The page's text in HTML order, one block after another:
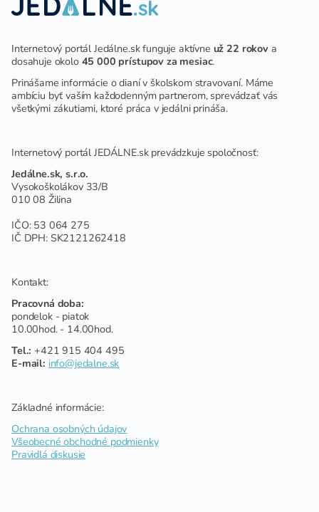
Internetový portál Jedálne.sk funguje aktívne už 22 rokova
dosahuje okolo 45 000 prístupov za mesiac.
Prinášame informácie o dianí v školskom stravovaní. Máme
ambíciu byť vaším každodenným partnerom, sprevádzať vás
všetkými zákutiami, ktoré práca v jedálni prináša.
Internetový portál JEDÁLNE.sk prevádzkuje spoločnosť:
Jedálne.sk, s.r.o.
Vysokoškolákov 33/B
010 08 Žilina
IČO: 53 064 275
IČ DPH: SK2121262418
Kontakt:
Pracovná doba:
pondelok - piatok
10.00hod. - 14.00hod.
Tel.: +421 915 404 495
E-mail: info@jedalne.sk
Základné informácie:
Ochrana osobných údajov
Všeobecné obchodné podmienky
Pravidlá diskusie